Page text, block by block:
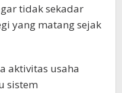
tidak sekadar
yang matang sejak
aktivitas usaha
sistem